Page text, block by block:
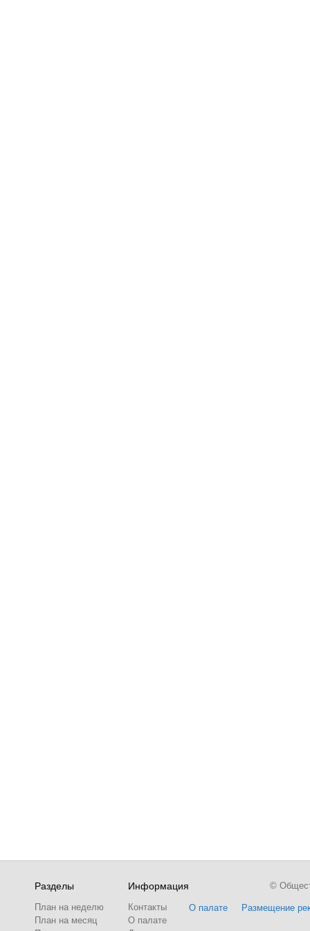
Разделы
План на неделю
План на месяц
Информация
Контакты
О палате
О палате Размещение
©